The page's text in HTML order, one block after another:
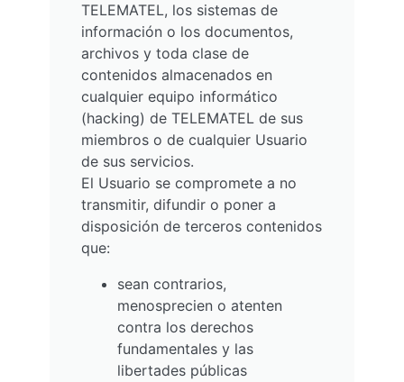
TELEMATEL, los sistemas de
información o los documentos,
archivos y toda clase de
contenidos almacenados en
cualquier equipo informático
(hacking) de TELEMATEL de sus
miembros o de cualquier Usuario
de sus servicios.
El Usuario se compromete a no
transmitir, difundir o poner a
disposición de terceros contenidos
que:
sean contrarios,
menosprecien o atenten
contra los derechos
fundamentales y las
libertades públicas